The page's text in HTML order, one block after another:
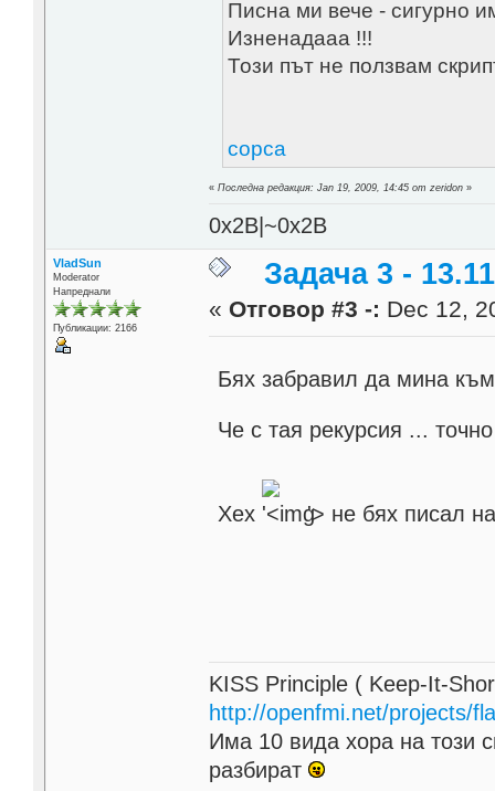
Писна ми вече - сигурно
Изненадааа !!!
Този път не ползвам
сорса
«Последна редакция: Jan 19, 2009, 14:45 от zeridon »
0x2B|~0x2B
VladSun
Moderator
Напреднали
Публикации: 2166
Задача 3 -
« Отговор #3 -: Dec 12,
Бях забравил да мина
Че с тая рекурсия ...
Хех '> не бях писал
KISS Principle ( Keep-It-
http://openfmi.net/projects/
Има 10 вида хора на този
разбират